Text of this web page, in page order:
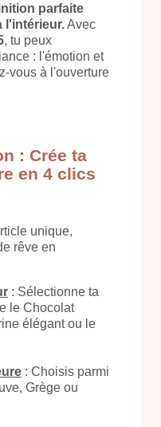
parfaite
l'intérieur.Avec
, tu peux
: l'émotion et
vous à l'ouverture
: Crée ta
en 4 clics
unique,
rêve en
: Sélectionne ta
le Chocolat
élégant ou le
: Choisis parmi
Grège ou